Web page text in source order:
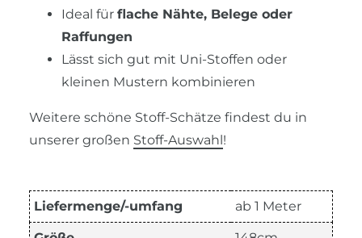
Ideal für flache Nähte, Belege oder
Raffungen
Lässt sich gut mit Uni-Stoffen oder
kleinen Mustern kombinieren
Weitere schöne Stoff-Schätze findest du in
unserer großen Stoff-Auswahl!
Liefermenge/-umfang ab 1 Meter